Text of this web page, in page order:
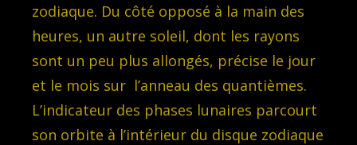
zodiaque. Du côté opposé à la main des
heures, un autre soleil, dont les rayons
sont un peu plus allongés, précise le jour
et le mois sur l’anneau des quantièmes.
L’indicateur des phases lunaires parcourt
son orbite à l’intérieur du disque zodiaque